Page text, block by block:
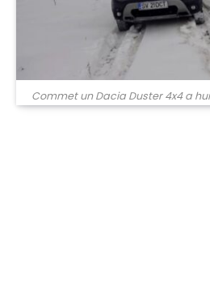
Commet un Dacia Duster 4x4 a